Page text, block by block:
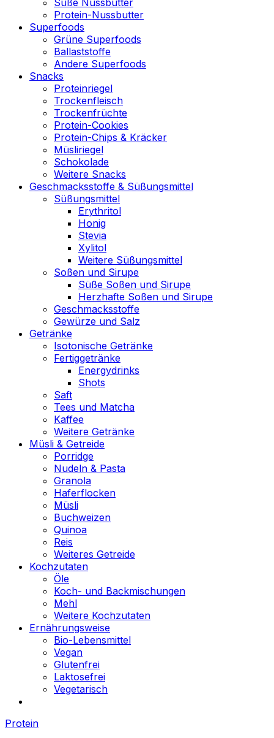
Protein-Nussbutter
Superfoods
Grüne Superfoods
Ballaststoffe
Andere Superfoods
Snacks
Proteinriegel
Trockenfleisch
Trockenfrüchte
Protein-Cookies
Protein-Chips & Kräcker
Müsliriegel
Schokolade
Weitere Snacks
Geschmacksstoffe & Süßungsmittel
Süßungsmittel
Erythritol
Honig
Stevia
Xylitol
Weitere Süßungsmittel
Soßen und Sirupe
Süße Soßen und Sirupe
Herzhafte Soßen und Sirupe
Geschmacksstoffe
Gewürze und Salz
Getränke
Isotonische Getränke
Fertiggetränke
Energydrinks
Shots
Saft
Tees und Matcha
Kaffee
Weitere Getränke
Müsli & Getreide
Porridge
Nudeln & Pasta
Granola
Haferflocken
Müsli
Buchweizen
Quinoa
Reis
Weiteres Getreide
Kochzutaten
Öle
Koch- und Backmischungen
Mehl
Weitere Kochzutaten
Ernährungsweise
Bio-Lebensmittel
Vegan
Glutenfrei
Laktosefrei
Vegetarisch
Protein